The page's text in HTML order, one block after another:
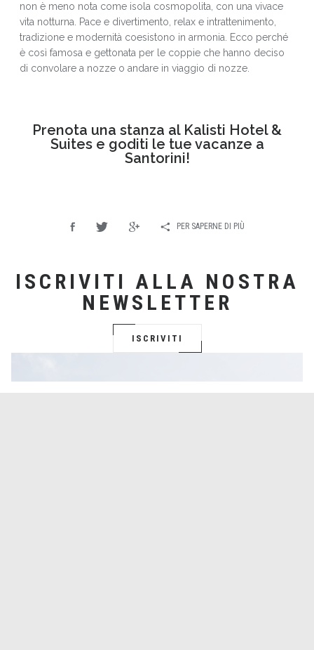
non è meno nota come isola cosmopolita, con una vivace
vita notturna. Pace e divertimento, relax e intrattenimento,
tradizione e modernità coesistono in armonia. Ecco perché
è così famosa e gettonata per le coppie che hanno deciso
di convolare a nozze o andare in viaggio di nozze.
Prenota una stanza al Kalisti Hotel &
Suites e goditi le tue vacanze a
Santorini!
PER SAPERNE DI PIÙ
ISCRIVITI ALLA NOSTRA
NEWSLETTER
ISCRIVITI